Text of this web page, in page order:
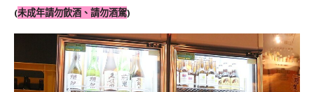
(未成年請勿飲酒、請勿酒駕)